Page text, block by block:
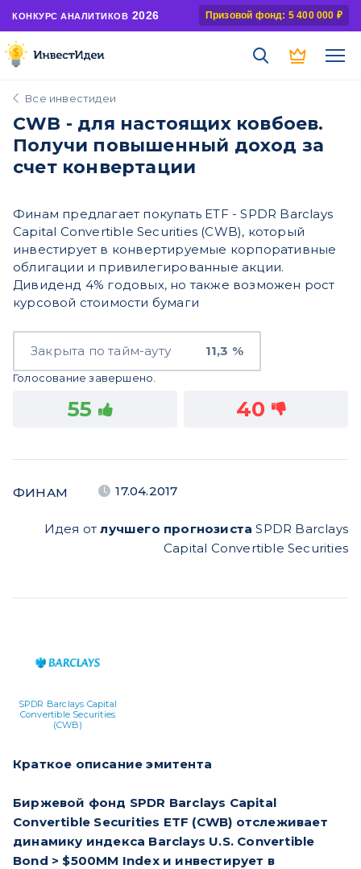
КОНКУРС АНАЛИТИКОВ 2026 Призовой фонд: 5 400 000 ₽
Все инвестидеи
CWB - для настоящих ковбоев.
Получи повышенный доход за
счет конвертации
Финам предлагает покупать ETF - SPDR Barclays
Capital Convertible Securities (CWB), который
инвестирует в конвертируемые корпоративные
облигации и привилегированные акции.
Дивиденд 4% годовых, но также возможен рост
курсовой стоимости бумаги
Закрыта по тайм-ауту 11,3 %
Голосование завершено.
55 40
ФИНАМ 17.04.2017
Идея отлучшего прогнозиста SPDR Barclays
Capital Convertible Securities
SPDR Barclays Capital
Convertible Securities
(CWB)
Краткое описание эмитента
Биржевой фонд SPDR Barclays Capital
Convertible Securities ETF (CWB) отслеживает
динамику индекса Barclays U.S. Convertible
Bond > $500MM Index и инвестирует в